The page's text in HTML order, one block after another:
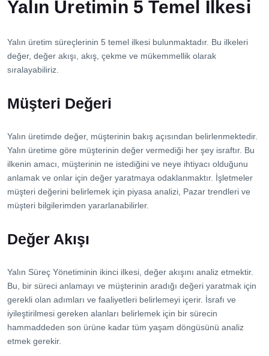
Yalın Üretimin 5 Temel İlkesi
Yalın üretim süreçlerinin 5 temel ilkesi bulunmaktadır. Bu ilkeleri
değer, değer akışı, akış, çekme ve mükemmellik olarak
sıralayabiliriz.
Müşteri Değeri
Yalın üretimde değer, müşterinin bakış açısından belirlenmektedir.
Yalın üretime göre müşterinin değer vermediği her şey israftır. Bu
ilkenin amacı, müşterinin ne istediğini ve neye ihtiyacı olduğunu
anlamak ve onlar için değer yaratmaya odaklanmaktır. İşletmeler
müşteri değerini belirlemek için piyasa analizi, Pazar trendleri ve
müşteri bilgilerimden yararlanabilirler.
Değer Akışı
Yalın Süreç Yönetiminin ikinci ilkesi, değer akışını analiz etmektir.
Bu, bir süreci anlamayı ve müşterinin aradığı değeri yaratmak için
gerekli olan adımları ve faaliyetleri belirlemeyi içerir. İsrafı ve
iyileştirilmesi gereken alanları belirlemek için bir sürecin
hammaddeden son ürüne kadar tüm yaşam döngüsünü analiz
etmek gerekir.